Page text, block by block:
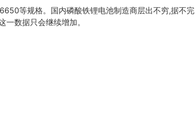
等规格。国内磷酸铁锂电池制造商层出不穷,据不完
数据只会继续增加。